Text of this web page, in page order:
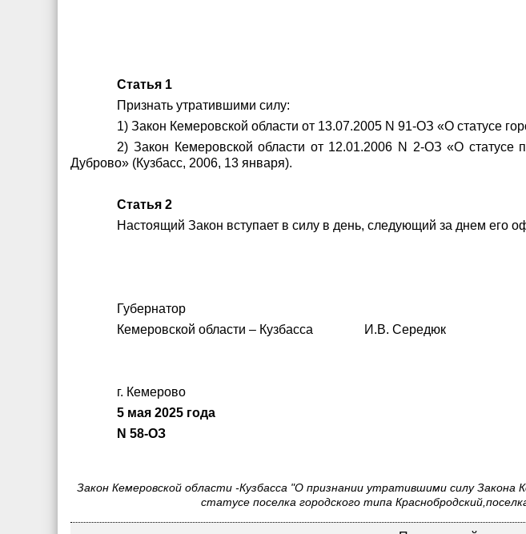
Статья 1
Признать утратившими силу:
1) Закон Кемеровской области от 13.07.2005 N 91-ОЗ «О статусе
2) Закон Кемеровской области от 12.01.2006 N 2-ОЗ «О статусе
Дуброво» (Кузбасс, 2006, 13 января).
Статья 2
Настоящий Закон вступает в силу в день, следующий за днем его
Губернатор
Кемеровской области – Кузбасса И.В. Середюк
г. Кемерово
5 мая 2025 года
N 58-ОЗ
Закон Кемеровской области -Кузбасса "О признании утратившими силу
статусе поселка городского типа